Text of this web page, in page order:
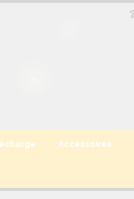
Accessoires